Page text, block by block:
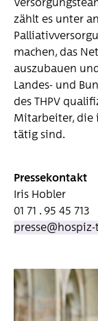
zählt es unter
machen, das
auszubauen
Landes- und
des THPV
Mitar­beiter, die
tätig sind.
Pressekontakt
Iris Hobler
01 71 . 95 45 713